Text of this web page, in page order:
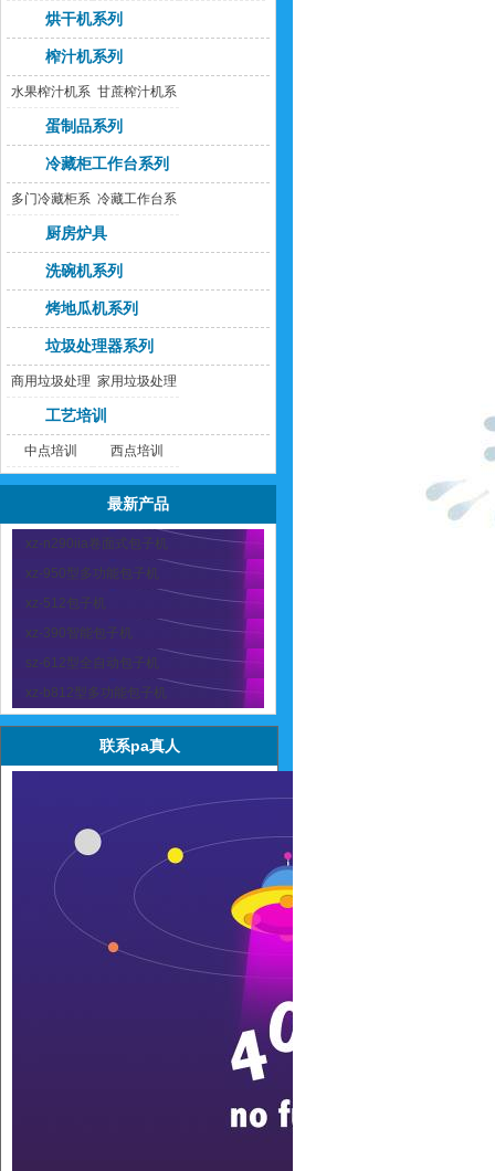
烘干机系列
榨汁机系列
水果榨汁机系
列
甘蔗榨汁机系
蛋制品系列
冷藏柜工作台系列
多门冷藏柜系
列
冷藏工作台系
厨房炉具
洗碗机系列
烤地瓜机系列
垃圾处理器系列
商用垃圾处理
器
家用垃圾处理
工艺培训
中点培训 西点培训
最新产品
xz-n290iia卷面式包子机
xz-950型多功能包子机
xz-512包子机
xz-390智能包子机
sz-612型全自动包子机
xz-b812型多功能包子机
联系pa真人